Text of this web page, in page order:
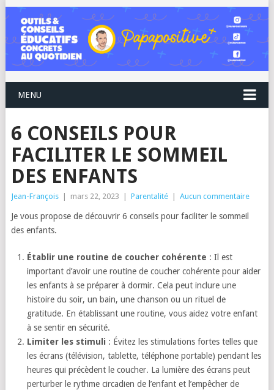
MENU
6 CONSEILS POUR
FACILITER LE SOMMEIL
DES ENFANTS
Jean-François mars 22, 2023 Parentalité Aucun commentaire
Je vous propose de découvrir 6 conseils pour faciliter le sommeil
des enfants.
Établir une routine de coucher cohérente : Il est
important d’avoir une routine de coucher cohérente pour aider
les enfants à se préparer à dormir. Cela peut inclure une
histoire du soir, un bain, une chanson ou un rituel de
gratitude. En établissant une routine, vous aidez votre enfant
à se sentir en sécurité.
Limiter les stimuli : Évitez les stimulations fortes telles que
les écrans (télévision, tablette, téléphone portable) pendant les
heures qui précèdent le coucher. La lumière des écrans peut
perturber le rythme circadien de l’enfant et l’empêcher de